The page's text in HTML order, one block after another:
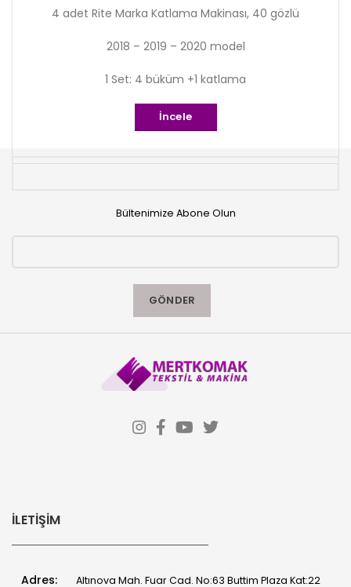
4 adet Rite Marka Katlama Makinası, 40 gözlü
2018 – 2019 – 2020 model
1 Set: 4 büküm +1 katlama
İncele
Bültenimize Abone Olun
İLETIŞIM
Adres: Altınova Mah. Fuar Cad. No:63 Buttim Plaza Kat:22